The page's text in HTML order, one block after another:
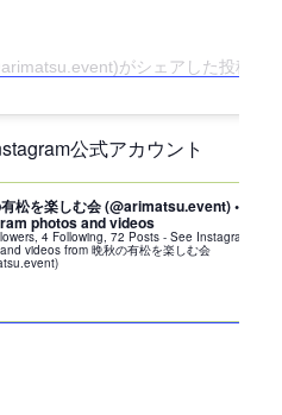
がシェアした投稿
公式アカウント
松を楽しむ会 (@arimatsu.event) •
photos and videos
4 Following, 72 Posts - See Instagram
videos from 晩秋の有松を楽しむ会